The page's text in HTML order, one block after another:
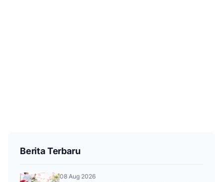
Berita Terbaru
08 Aug 2026